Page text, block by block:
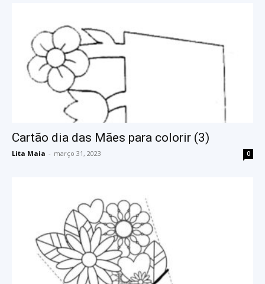
Cartão dia das Mães para colorir (3)
Lita Maia - março 31, 2023 0